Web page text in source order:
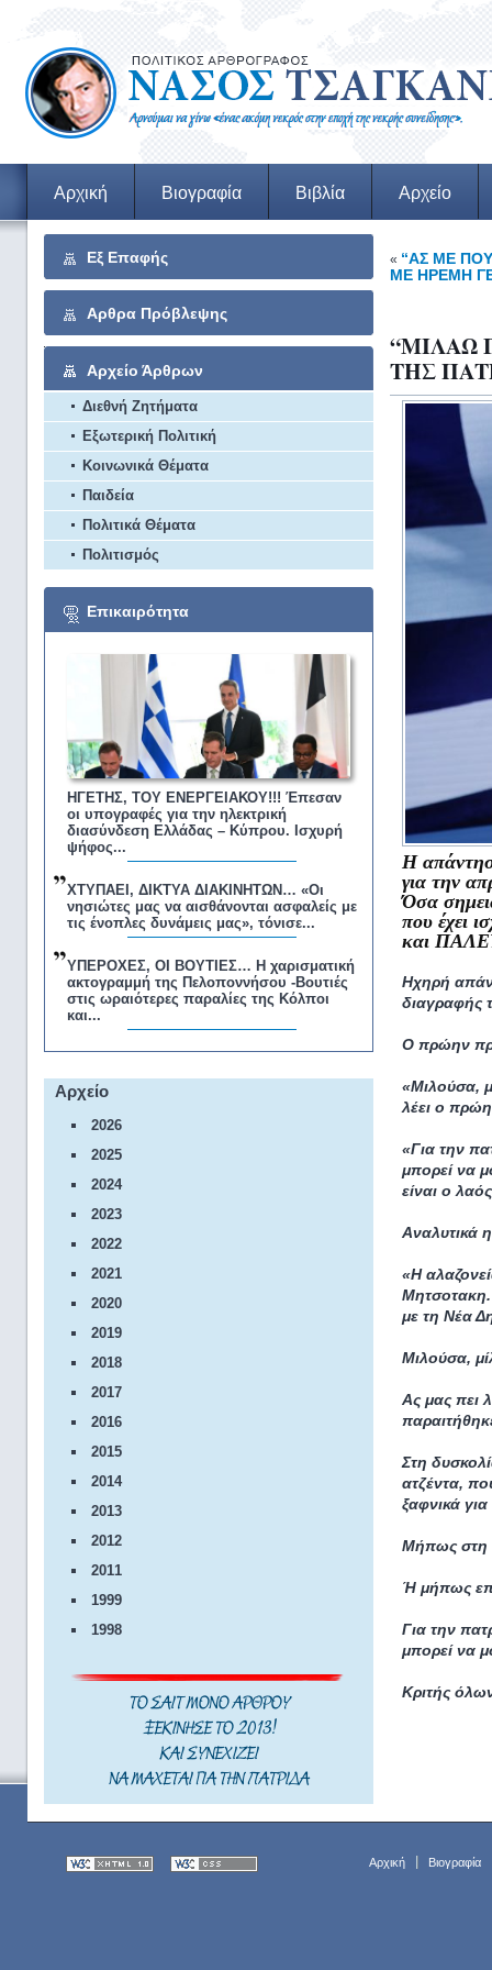
Αρχική Βιογραφία Βιβλία Αρχείο
Εξ Επαφής
Αρθρα Πρόβλεψης
Αρχείο Άρθρων
Διεθνή Ζητήματα
Εξωτερική Πολιτική
Κοινωνικά Θέματα
Παιδεία
Πολιτικά Θέματα
Πολιτισμός
Επικαιρότητα
ΗΓΕΤΗΣ, ΤΟΥ ΕΝΕΡΓΕΙΑΚΟΥ!!! Έπεσαν
οι υπογραφές για την ηλεκτρική
διασύνδεση Ελλάδας – Κύπρου. Ισχυρή
ψήφος...
ΧΤΥΠΑΕΙ, ΔΙΚΤΥΑ ΔΙΑΚΙΝΗΤΩΝ… «Οι
νησιώτες μας να αισθάνονται ασφαλείς με
τις ένοπλες δυνάμεις μας», τόνισε...
ΥΠΕΡΟΧΕΣ, ΟΙ ΒΟΥΤΙΕΣ… Η χαρισματική
ακτογραμμή της Πελοποννήσου -Βουτιές
στις ωραιότερες παραλίες της Κόλποι
και...
Αρχείο
2026
2025
2024
2023
2022
2021
2020
2019
2018
2017
2016
2015
2014
2013
2012
2011
1999
1998
ΤΟ ΣΑΙΤ ΜΟΝΟ ΑΡΘΡΟΥ
ΞΕΚΙΝΗΣΕ ΤΟ 2013!
ΚΑΙ ΣΥΝΕΧΙΖΕΙ
ΝΑ ΜΑΧΕΤΑΙ ΓΙΑ ΤΗΝ ΠΑΤΡΙΔΑ
« “ΑΣ ΜΕ
ΜΕ ΗΡΕΜΗ
“ΜΙΛΑΩ
ΤΗΣ
Η
για την
Όσα
που έχει
και
Ηχηρή
διαγραφής
Ο πρώην
«Μιλούσα,
λέει ο
«Για την
μπορεί να
είναι ο
Αναλυτικά
«Η
Μητσοτακη.
με τη Νέα
Μιλούσα,
Ας μας πει
Στη
ατζέντα,
ξαφνικά
Μήπως στη
Ή μήπως
Για την
μπορεί να
Κριτής
Αρχική Βιογραφία